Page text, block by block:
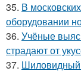
35. В
оборудовании
36. Учёные
страдают от
37. Шиловидный